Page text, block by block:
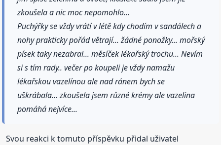
zkoušela a nic moc nepomohlo...
Puchýřky se vždy vrátí v létě kdy chodím v sandálech a
nohy prakticky pořád větrají... žádné ponožky... mořský
písek taky nezabral... měsíček lékařský trochu... Nevím
si s tím rady.. večer po koupeli je vždy namažu
lékařskou vazelínou ale nad ránem bych se
uškrábala... zkoušela jsem různé krémy ale vazelina
pomáhá nejvíce...
Svou reakci k tomuto příspěvku přidal uživatel